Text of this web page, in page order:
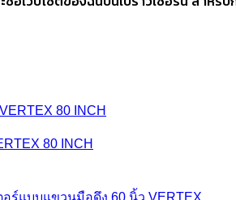
80 INCH